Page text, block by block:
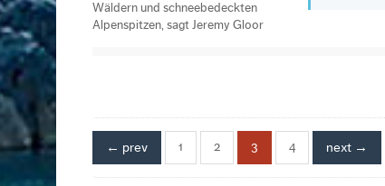
Wäldern und schneebedeckten
Alpenspitzen, sagt Jeremy Gloor
← prev 1 2 3 4 next →